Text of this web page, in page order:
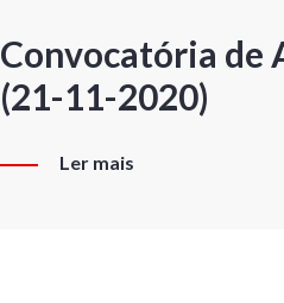
Convocatória de
(21-11-2020)
Ler mais